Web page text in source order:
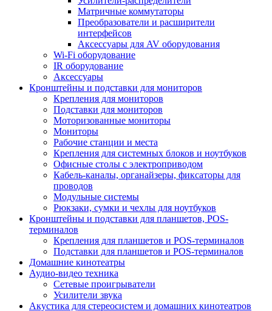
Матричные коммутаторы
Преобразователи и расширители
интерфейсов
Аксессуары для AV оборудования
Wi-Fi оборудование
IR оборудование
Аксессуары
Кронштейны и подставки для мониторов
Крепления для мониторов
Подставки для мониторов
Моторизованные мониторы
Мониторы
Рабочие станции и места
Крепления для системных блоков и ноутбуков
Офисные столы с электроприводом
Кабель-каналы, органайзеры, фиксаторы для
проводов
Модульные системы
Рюкзаки, сумки и чехлы для ноутбуков
Кронштейны и подставки для планшетов, POS-
терминалов
Крепления для планшетов и POS-терминалов
Подставки для планшетов и POS-терминалов
Домашние кинотеатры
Аудио-видео техника
Сетевые проигрыватели
Усилители звука
Акустика для стереосистем и домашних кинотеатров